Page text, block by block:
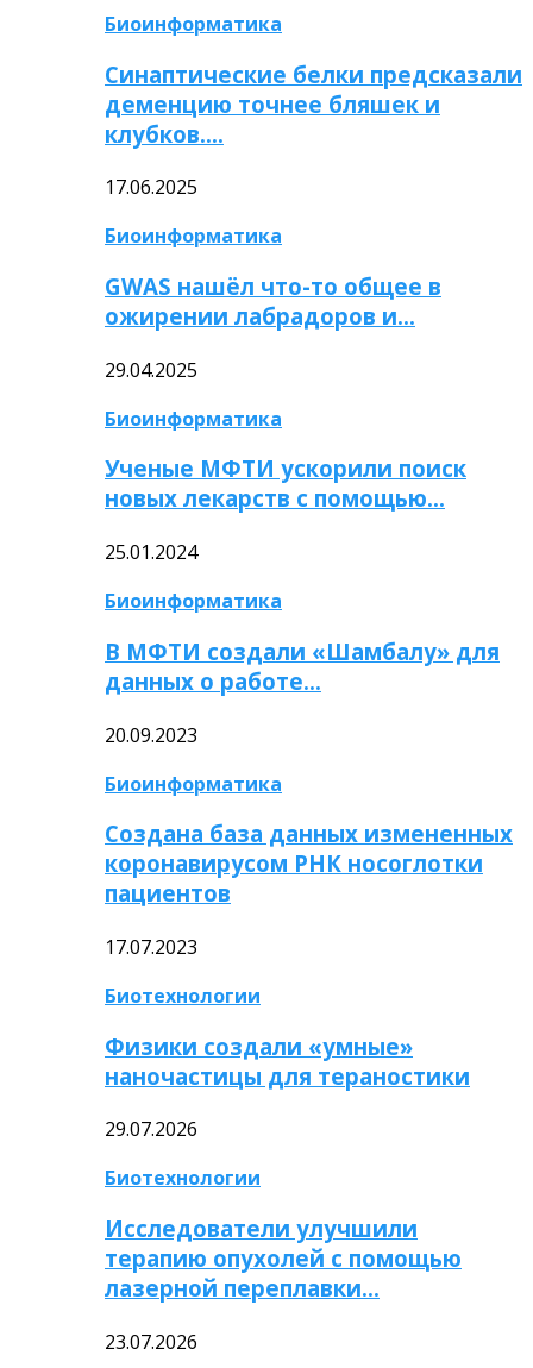
Биоинформатика
Синаптические белки предсказали
деменцию точнее бляшек и
клубков….
17.06.2025
Биоинформатика
GWAS нашёл что-то общее в
ожирении лабрадоров и…
29.04.2025
Биоинформатика
Ученые МФТИ ускорили поиск
новых лекарств с помощью…
25.01.2024
Биоинформатика
В МФТИ создали «Шамбалу» для
данных о работе…
20.09.2023
Биоинформатика
Создана база данных измененных
коронавирусом РНК носоглотки
пациентов
17.07.2023
Биотехнологии
Физики создали «умные»
наночастицы для тераностики
29.07.2026
Биотехнологии
Исследователи улучшили
терапию опухолей с помощью
лазерной переплавки…
23.07.2026